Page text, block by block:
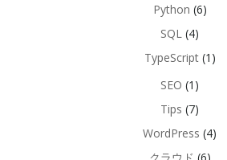
Python (6)
SQL (4)
TypeScript(1)
SEO (1)
Tips (7)
WordPress (4)
クラウド (6)